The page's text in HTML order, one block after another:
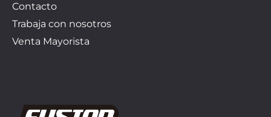
Contacto
Trabaja con nosotros
Venta Mayorista